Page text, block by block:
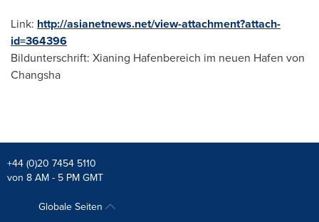
Link: http://asianetnews.net/view-attachment?attach-
id=364396
Bildunterschrift: Xianing Hafenbereich im neuen Hafen von
Changsha
+44 (0)20 7454 5110
von 8 AM - 5 PM GMT
Globale Seiten